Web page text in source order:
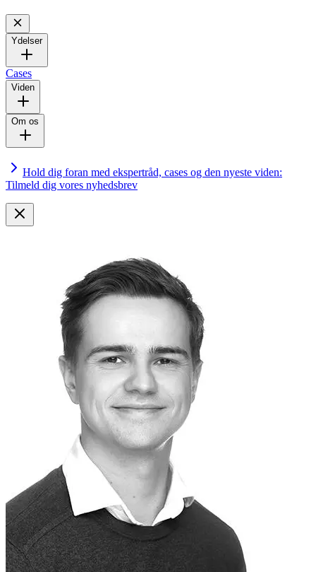
Ydelser
Cases
Viden
Om os
Hold dig foran med ekspertråd, cases og den nyeste viden:
Tilmeld dig vores nyhedsbrev